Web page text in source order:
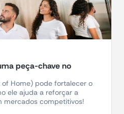
peça-chave no
Home) pode fortalecer o
ele ajuda a reforçar a
mercados competitivos!